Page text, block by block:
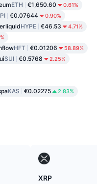
ETH €1,650.60 0.61%
PI €0.07644 0.90%
HYPE €46.53 4.71%
HFT €0.01206 58.89%
SUI €0.5768 2.25%
KAS €0.02275 2.83%
XRP